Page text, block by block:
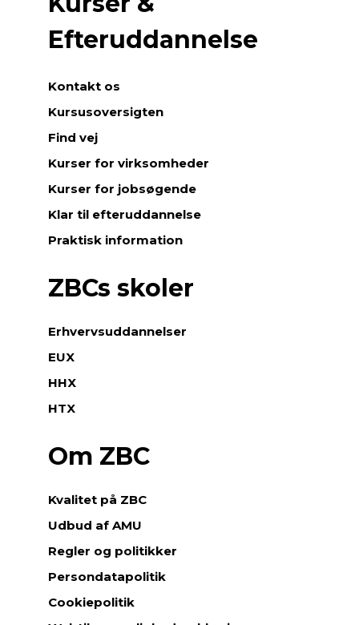
Efteruddannelse
Kontakt os
Kursusoversigten
Find vej
Kurser for virksomheder
Kurser for jobsøgende
Klar til efteruddannelse
Praktisk information
ZBCs skoler
Erhvervsuddannelser
EUX
HHX
HTX
Om ZBC
Kvalitet på ZBC
Udbud af AMU
Regler og politikker
Persondatapolitik
Cookiepolitik